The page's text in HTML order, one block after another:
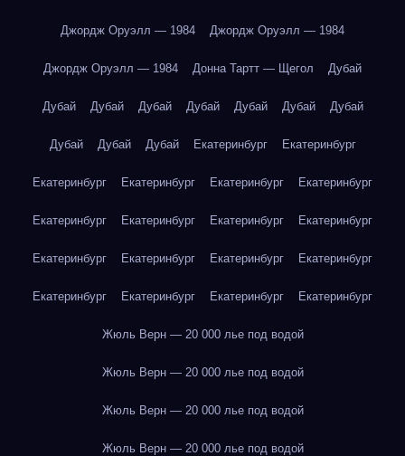
Джордж Оруэлл — 1984 Джордж Оруэлл — 1984
Джордж Оруэлл — 1984 Донна Тартт — Щегол Дубай
Дубай Дубай Дубай Дубай Дубай Дубай Дубай
Дубай Дубай Дубай Екатеринбург Екатеринбург
Екатеринбург Екатеринбург Екатеринбург Екатеринбург
Екатеринбург Екатеринбург Екатеринбург Екатеринбург
Екатеринбург Екатеринбург Екатеринбург Екатеринбург
Екатеринбург Екатеринбург Екатеринбург Екатеринбург
Жюль Верн — 20 000 лье под водой
Жюль Верн — 20 000 лье под водой
Жюль Верн — 20 000 лье под водой
Жюль Верн — 20 000 лье под водой